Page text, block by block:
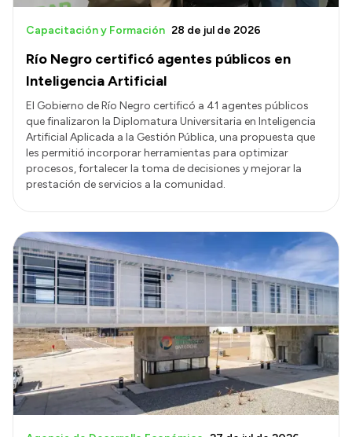
Río Negro certificó agentes públicos en
Inteligencia Artificial
Capacitación y Formación 28 de jul de 2026
El Gobierno de Río Negro certificó a 41 agentes públicos
que finalizaron la Diplomatura Universitaria en Inteligencia
Artificial Aplicada a la Gestión Pública, una propuesta que
les permitió incorporar herramientas para optimizar
procesos, fortalecer la toma de decisiones y mejorar la
prestación de servicios a la comunidad.